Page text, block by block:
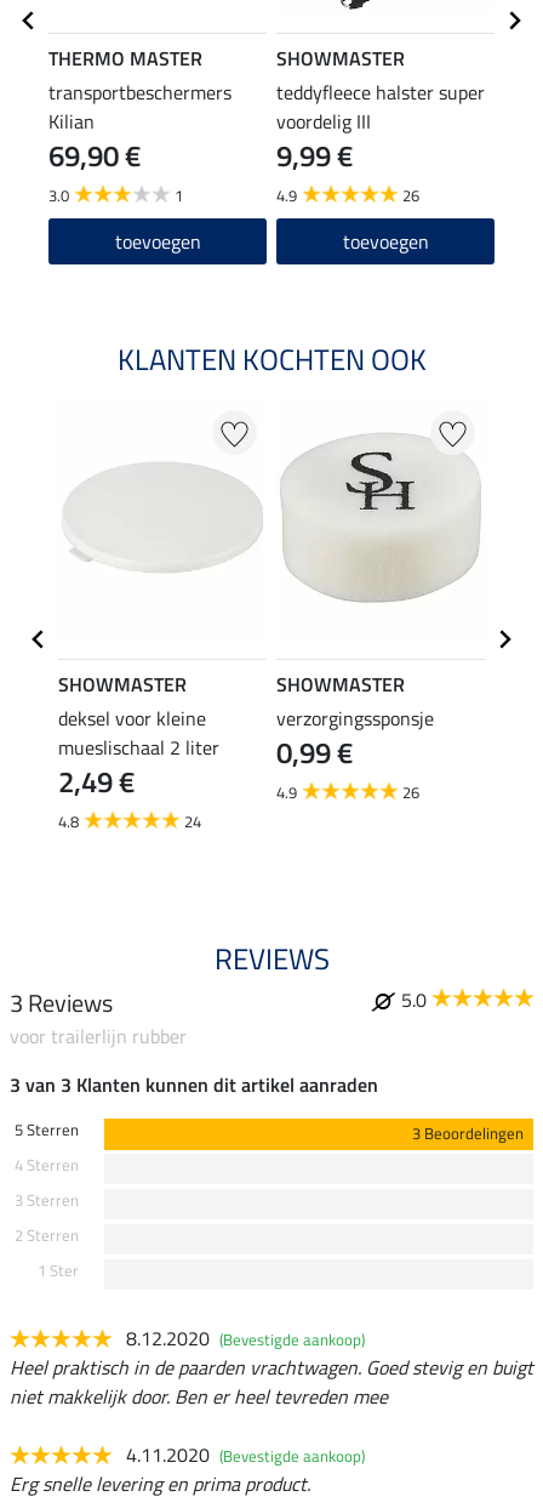
THERMO MASTER
transportbeschermers
Kilian
69,90 €
3.0 1
toevoegen
SHOWMASTER
teddyfleece halster super
voordelig III
9,99 €
4.9 26
toevoegen
KLANTEN KOCHTEN OOK
SHOWMASTER
deksel voor kleine
mueslischaal 2 liter
2,49 €
4.8 24
SHOWMASTER
verzorgingssponsje
0,99 €
4.9 26
REVIEWS
3 Reviews
5.0
voor trailerlijn rubber
3 van 3 Klanten kunnen dit artikel aanraden
5 Sterren
3 Beoordelingen
4 Sterren
3 Sterren
2 Sterren
1 Ster
8.12.2020 (Bevestigde aankoop)
Heel praktisch in de paarden vrachtwagen. Goed stevig en buigt
niet makkelijk door. Ben er heel tevreden mee
4.11.2020 (Bevestigde aankoop)
Erg snelle levering en prima product.